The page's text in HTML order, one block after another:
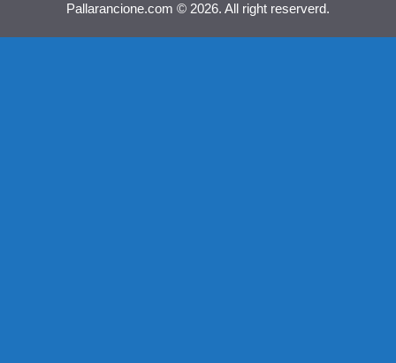
Pallarancione.com © 2026. All right reserverd.